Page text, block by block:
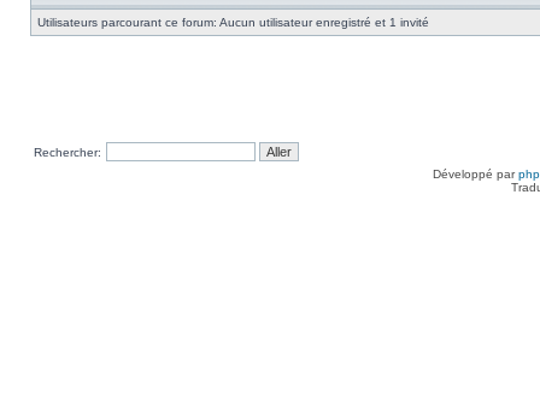
Utilisateurs parcourant ce forum: Aucun utilisateur enregistré et 1 invité
Rechercher:
Développé par